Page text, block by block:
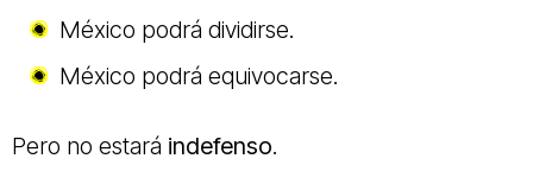
México podrá dividirse.
México podrá equivocarse.
Pero no estará indefenso.